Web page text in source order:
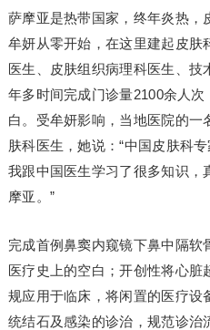
萨摩亚是热带国家，终年炎热，
牟妍从零开始，在这里建起皮肤
医生、皮肤组织病理科医生、
年多时间完成门诊量2100余人
白。受牟妍影响，当地医院的一
肤科医生，她说：“中国皮肤科
我跟中国医生学习了很多知识，
摩亚。”
完成首例鼻窦内窥镜下鼻中隔软
医疗史上的空白；开创性将心脏
规应用于临床，将闲置的医疗设
统结石及感染的诊治，规范诊治